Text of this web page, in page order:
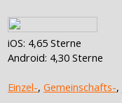
iOS: 4,65 Sterne
Android: 4,30 Sterne
Einzel-, Gemeinschafts-,